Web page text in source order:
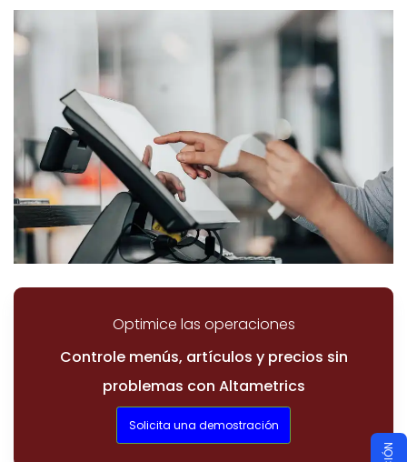
Optimice las operaciones
Controle menús, artículos y precios sin
problemas con Altametrics
Solicita una demostración